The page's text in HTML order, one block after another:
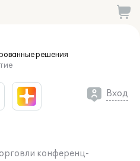
решения
Вход
конференц-